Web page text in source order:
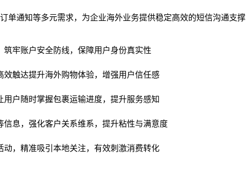
单通知等多元需求，为企业海外业务提供稳定高效的短信沟通支撑
筑牢账户安全防线，保障用户身份真实性
效触达提升海外购物体验，增强用户信任感
户随时掌握包裹运输进度，提升服务感知
信息，强化客户关系维系，提升粘性与满意度
动，精准吸引本地关注，有效刺激消费转化